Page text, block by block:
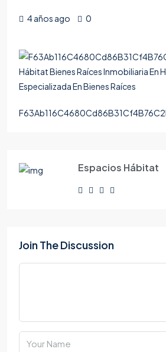
4 años ago 0
Espacios Hábitat
Join The Discussion